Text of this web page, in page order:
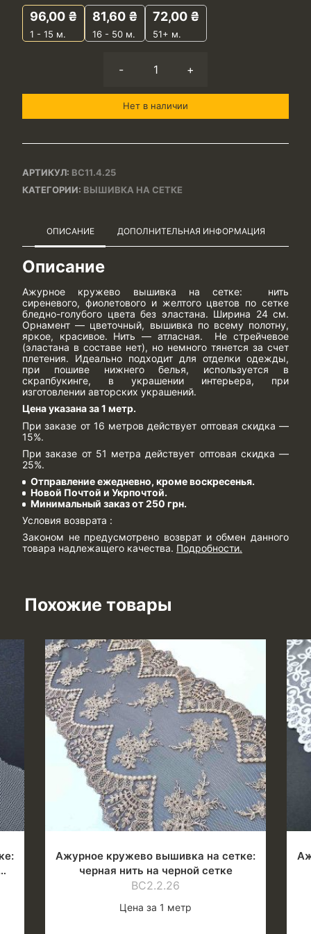
96,00 ₴
1 - 15 м.
81,60 ₴
16 - 50 м.
72,00 ₴
51+ м.
- +
Нет в наличии
АРТИКУЛ: ВС11.4.25
КАТЕГОРИИ: ВЫШИВКА НА СЕТКЕ
ОПИСАНИЕ ДОПОЛНИТЕЛЬНАЯ ИНФОРМАЦИЯ
Описание
Ажурное кружево вышивка на сетке: нить
сиреневого, фиолетового и желтого цветов по сетке
бледно-голубого цвета без эластана. Ширина 24 см.
Орнамент — цветочный, вышивка по всему полотну,
яркое, красивое. Нить — атласная. Не стрейчевое
(эластана в составе нет), но немного тянется за счет
плетения. Идеально подходит для отделки одежды,
при пошиве нижнего белья, используется в
скрапбукинге, в украшении интерьера, при
изготовлении авторских украшений.
Цена указана за 1 метр.
При заказе от 16 метров действует оптовая скидка —
15%.
При заказе от 51 метра действует оптовая скидка —
25%.
Отправление ежедневно, кроме воскресенья.
Новой Почтой и Укрпочтой.
Минимальный заказ от 250 грн.
Условия возврата :
Законом не предусмотрено возврат и обмен данного
товара надлежащего качества. Подробности.
Похожие товары
Ажурное кружево вышивка на сетке:
черная нить на черной сетке
ВС2.2.26
Цена за 1 метр